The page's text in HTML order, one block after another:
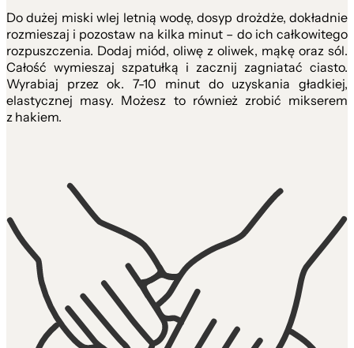
Do dużej miski wlej letnią wodę, dosyp drożdże, dokładnie
rozmieszaj i pozostaw na kilka minut – do ich całkowitego
rozpuszczenia. Dodaj miód, oliwę z oliwek, mąkę oraz sól.
Całość wymieszaj szpatułką i zacznij zagniatać ciasto.
Wyrabiaj przez ok. 7-10 minut do uzyskania gładkiej,
elastycznej masy. Możesz to również zrobić mikserem
z hakiem.